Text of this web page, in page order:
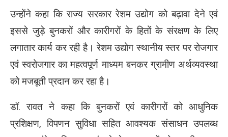
उन्होंने कहा कि राज्य सरकार रेशम उद्योग को बढ़ावा देने एवं
इससे जुड़े बुनकरों और कारीगरों के हितों के संरक्षण के लिए
लगातार कार्य कर रही है। रेशम उद्योग स्थानीय स्तर पर रोजगार
एवं स्वरोजगार का महत्वपूर्ण माध्यम बनकर ग्रामीण अर्थव्यवस्था
को मजबूती प्रदान कर रहा है।
डॉ. रावत ने कहा कि बुनकरों एवं कारीगरों को आधुनिक
प्रशिक्षण, विपणन सुविधा सहित आवश्यक संसाधन उपलब्ध